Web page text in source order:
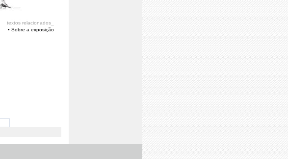
textos relacionados_
• Sobre a exposição